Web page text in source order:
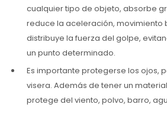
cualquier tipo de objeto, absorbe
reduce la aceleración, movimiento
distribuye la fuerza del golpe,
un punto determinado.
Es importante protegerse los ojos,
visera. Además de tener un
protege del viento, polvo, barro,